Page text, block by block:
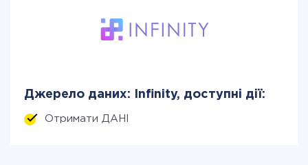
Джерело даних: Infinity, доступні дії:
Отримати ДАНІ